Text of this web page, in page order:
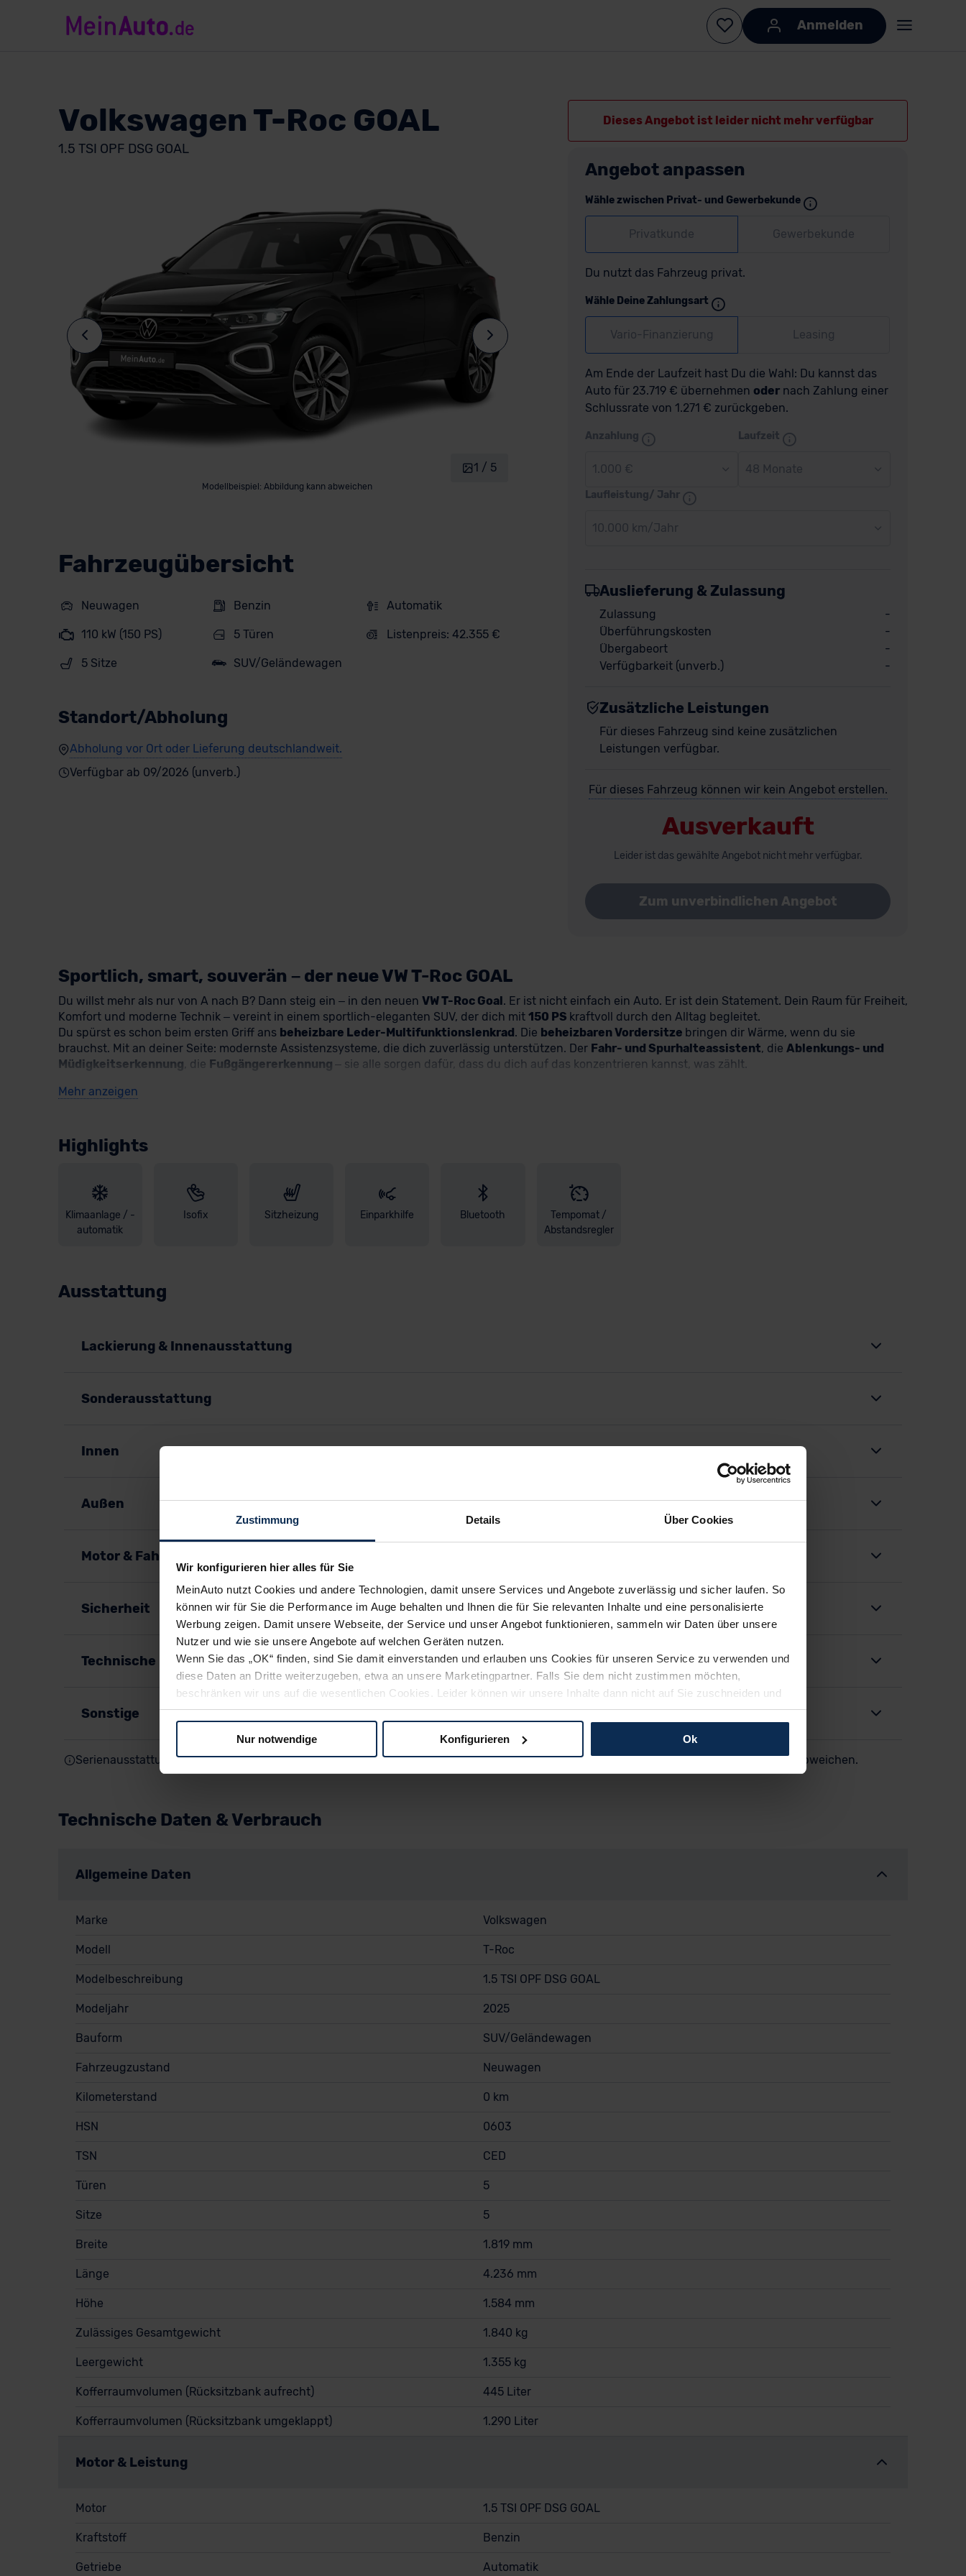
Zustimmung Details Über Cookies
Wir konfigurieren hier alles für Sie
MeinAuto nutzt Cookies und andere Technologien, damit unsere Services und Angebote zuverlässig und sicher laufen. So
können wir für Sie die Performance im Auge behalten und Ihnen die für Sie relevanten Inhalte und eine personalisierte
Werbung zeigen. Damit unsere Webseite, der Service und unser Angebot funktionieren, sammeln wir Daten über unsere
Nutzer und wie sie unsere Angebote auf welchen Geräten nutzen.
Wenn Sie das „OK“ finden, sind Sie damit einverstanden und erlauben uns Cookies für unseren Service zu verwenden und
diese Daten an Dritte weiterzugeben, etwa an unsere Marketingpartner. Falls Sie dem nicht zustimmen möchten,
beschränken wir uns auf die wesentlichen Cookies. Leider können wir unsere Inhalte dann nicht auf Sie zuschneiden und
Sie somit nicht perfekt auf dem Weg zu Ihrem Neuwagen unterstützen. Sie können die Einstellungen jederzeit anpassen
Angemessenheitsbeschlusses der EU-Kommission (Art. 45 Abs. 1 DSGVO), von Standarddatenschutzklauseln (Art. 46
Nur notwendige Konfigurieren Ok
Anmelden
Volkswagen T-Roc GOAL
1.5 TSI OPF DSG GOAL
Modellbeispiel: Abbildung kann abweichen
1 / 5
Fahrzeugübersicht
Neuwagen Benzin Automatik
110 kW (150 PS) 5 Türen Listenpreis: 42.355 €
5 Sitze SUV/Geländewagen
Standort/Abholung
Abholung vor Ort oder Lieferung deutschlandweit.
Verfügbar ab 09/2026 (unverb.)
Dieses Angebot ist leider nicht mehr verfügbar
Angebot anpassen
Wähle zwischen Privat- und Gewerbekunde
Privatkunde Gewerbekunde
Du nutzt das Fahrzeug privat.
Wähle Deine Zahlungsart
Vario-Finanzierung Leasing
Am Ende der Laufzeit hast Du die Wahl: Du kannst das
Auto für 23.719 € übernehmen oder nach Zahlung einer
Schlussrate von 1.271 € zurückgeben.
Anzahlung
1.000 €
Laufzeit
48 Monate
Laufleistung/ Jahr
10.000 km/Jahr
Auslieferung & Zulassung
Zulassung
-
Überführungskosten
-
Übergabeort
-
Verfügbarkeit (unverb.)
-
Zusätzliche Leistungen
Für dieses Fahrzeug sind keine zusätzlichen
Leistungen verfügbar.
Für dieses Fahrzeug können wir kein Angebot erstellen.
Ausverkauft
Leider ist das gewählte Angebot nicht mehr verfügbar.
Zum unverbindlichen Angebot
Sportlich, smart, souverän – der neue VW T-Roc GOAL
Du willst mehr als nur von A nach B? Dann steig ein – in den neuen VW T-Roc Goal. Er ist nicht einfach ein Auto. Er ist dein Statement. Dein Raum für Freiheit,
Komfort und moderne Technik – vereint in einem sportlich-eleganten SUV, der dich mit 150 PS kraftvoll durch den Alltag begleitet.
Du spürst es schon beim ersten Griff ans beheizbare Leder-Multifunktionslenkrad. Die beheizbaren Vordersitze bringen dir Wärme, wenn du sie
brauchst. Mit an deiner Seite: modernste Assistenzsysteme, die dich zuverlässig unterstützen. Der Fahr- und Spurhalteassistent, die Ablenkungs- und
Müdigkeitserkennung , die Fußgängererkennung – sie alle sorgen dafür, dass du dich auf das konzentrieren kannst, was zählt.
Du parkst? Der
Wohlfühlklima. Dank
und die
elektrisch einstell-, anklapp- und beheizbaren Außenspiegel
Moment, wenn du deinen Alltag hinter dir lässt – der T-Roc Goal ist bereit, wenn du es bist.
Also worauf wartest Du noch? Entdecke unseren VW T-Roc Goalund sichere Dir Deinen neuen Traumwagen über uns - profitiere bei diesem Deal zusätzlich
von der optionalen Haustürlieferung jederzeit gerne weiter und steht Dir kompetent zur Seite.
Mehr anzeigen
Highlights
Klimaanlage / -
automatik
Isofix Sitzheizung Einparkhilfe Bluetooth
Tempomat /
Abstandsregler
Ausstattung
Lackierung & Innenausstattung
Sonderausstattung
Innen
Außen
Motor & Fahrspaß
Sicherheit
Technische Details
Sonstige
Serienausstattung (Innen, Außen, Motor & Fahrspaß, Sicherheit, Technische Details, Sonstige) kann von der dargestellten Aufstellung abweichen.
Technische Daten & Verbrauch
Allgemeine Daten
Marke Volkswagen
Modell T-Roc
Modelbeschreibung 1.5 TSI OPF DSG GOAL
Modeljahr 2025
Bauform SUV/Geländewagen
Fahrzeugzustand Neuwagen
Kilometerstand 0 km
HSN 0603
TSN CED
Türen 5
Sitze 5
Breite 1.819 mm
Länge 4.236 mm
Höhe 1.584 mm
Zulässiges Gesamtgewicht 1.840 kg
Leergewicht 1.355 kg
Kofferraumvolumen (Rücksitzbank aufrecht) 445 Liter
Kofferraumvolumen (Rücksitzbank umgeklappt) 1.290 Liter
Motor & Leistung
Motor 1.5 TSI OPF DSG GOAL
Kraftstoff Benzin
Getriebe Automatik